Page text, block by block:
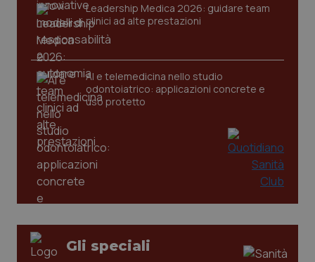
Leadership Medica 2026: guidare team
clinici ad alte prestazioni
AI e telemedicina nello studio
odontoiatrico: applicazioni concrete e
uso protetto
Gli speciali
CookieScriptConsent